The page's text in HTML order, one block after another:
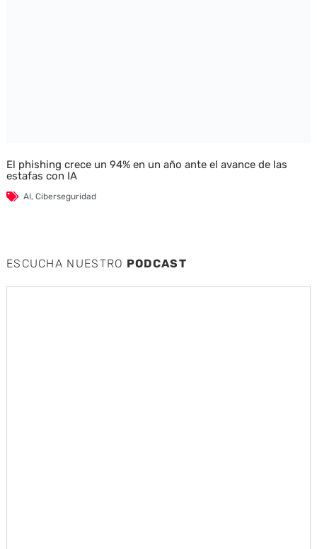
El phishing crece un 94% en un año ante el avance de las
estafas con IA
AI, Ciberseguridad
ESCUCHA NUESTRO PODCAST